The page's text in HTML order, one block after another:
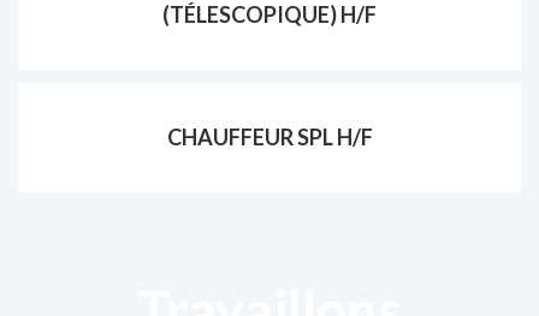
(TÉLESCOPIQUE) H/F
CHAUFFEUR SPL H/F